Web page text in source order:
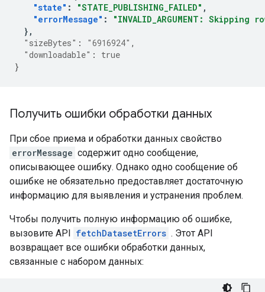
"state" : "STATE_PUBLISHING_FAILED" ,
"errorMessage" :
"INVALID_ARGUMENT:
},
"sizeBytes" : "6916924" ,
"downloadable" :
true
}
Получить ошибки обработки данных
При сбое приема и обработки данных свойство
errorMessage содержит одно сообщение,
описывающее ошибку. Однако одно сообщение об
ошибке не обязательно предоставляет достаточную
информацию для выявления и устранения проблем.
Чтобы получить полную информацию об ошибке,
вызовите API fetchDatasetErrors . Этот API
возвращает все ошибки обработки данных,
связанные с набором данных: